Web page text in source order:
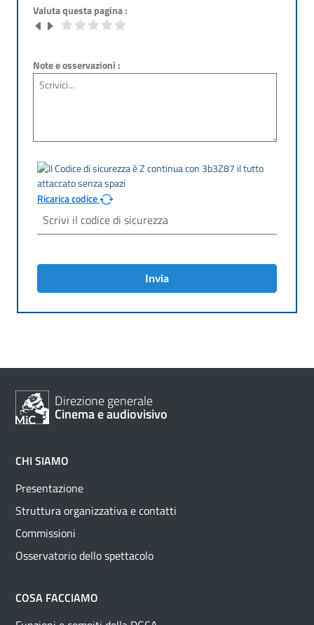
Valuta questa pagina :
Note e osservazioni :
Ricarica codice
Invia
Direzione generale
Cinema e audiovisivo
CHI SIAMO
Presentazione
Struttura organizzativa e contatti
Commissioni
Osservatorio dello spettacolo
COSA FACCIAMO